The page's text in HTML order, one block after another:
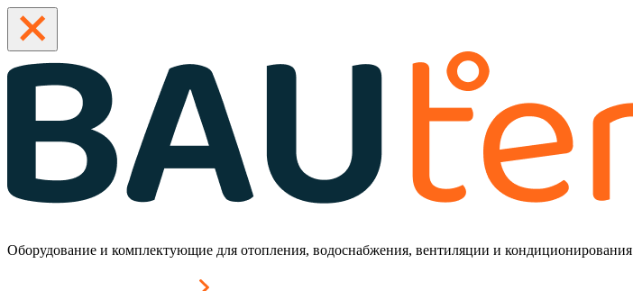
Оборудование и комплектующие для отопления, водоснабжения, вентиляции и кондиционирования